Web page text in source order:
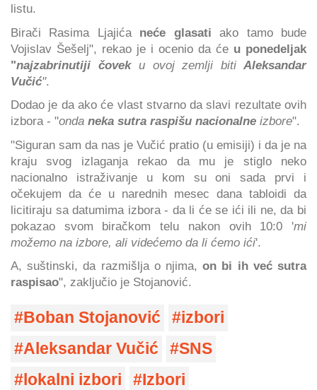
listu.
Birači Rasima Ljajića neće glasatiako tamo bude
Vojislav Šešelj", rekao je i ocenio da će u ponedeljak
"najzabrinutiji čoveku ovoj zemlji biti Aleksandar
Vučić".
Dodao je da ako će vlast stvarno da slavi rezultate ovih
izbora - "onda neka sutra raspišu nacionalne izbore".
"Siguran sam da nas je Vučić pratio (u emisiji) i da je na
kraju svog izlaganja rekao da mu je stiglo neko
nacionalno istraživanje u kom su oni sada prvi i
očekujem da će u narednih mesec dana tabloidi da
licitiraju sa datumima izbora - da li će se ići ili ne, da bi
pokazao svom biračkom telu nakon ovih 10:0 'mi
možemo na izbore, ali videćemo da li ćemo ići'.
A, suštinski, da razmišlja o njima,on bi ih već sutra
raspisao", zaključio je Stojanović.
Boban Stojanović
izbori
Aleksandar Vučić
SNS
lokalni izbori
Izbori